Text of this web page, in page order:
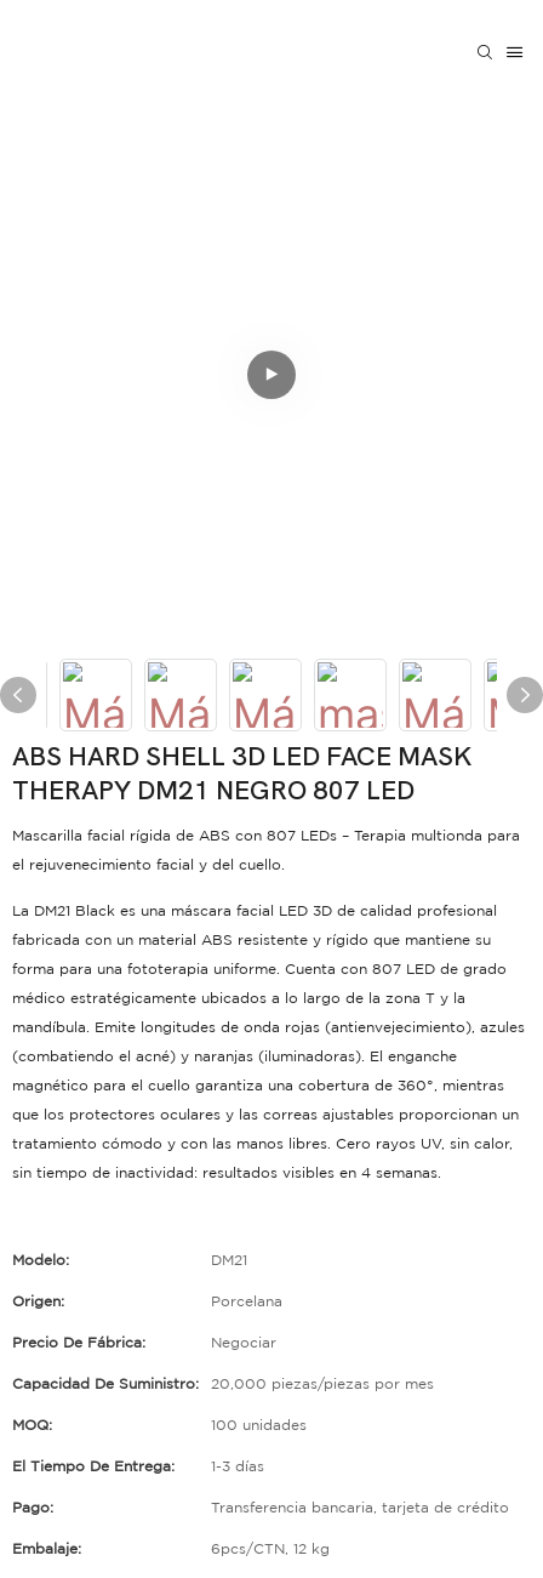
ABS HARD SHELL 3D LED FACE MASK
THERAPY DM21 NEGRO 807 LED
Mascarilla facial rígida de ABS con 807 LEDs – Terapia multionda para
el rejuvenecimiento facial y del cuello.
La DM21 Black es una máscara facial LED 3D de calidad profesional
fabricada con un material ABS resistente y rígido que mantiene su
forma para una fototerapia uniforme. Cuenta con 807 LED de grado
médico estratégicamente ubicados a lo largo de la zona T y la
mandíbula. Emite longitudes de onda rojas (antienvejecimiento), azules
(combatiendo el acné) y naranjas (iluminadoras). El enganche
magnético para el cuello garantiza una cobertura de 360°, mientras
que los protectores oculares y las correas ajustables proporcionan un
tratamiento cómodo y con las manos libres. Cero rayos UV, sin calor,
sin tiempo de inactividad: resultados visibles en 4 semanas.
Modelo: DM21
Origen: Porcelana
Precio De Fábrica: Negociar
Capacidad De Suministro: 20,000 piezas/piezas por mes
MOQ: 100 unidades
El Tiempo De Entrega: 1-3 días
Pago: Transferencia bancaria, tarjeta de crédito
Embalaje: 6pcs/CTN, 12 kg